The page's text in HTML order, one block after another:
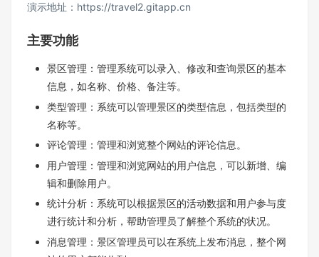
演示地址： https://travel2.gitapp.cn
主要功能
景区管理：管理系统可以录入、修改和查询景区的基本
信息，如名称、价格、备注等。
类型管理：系统可以管理景区的类型信息，包括类型的
名称等。
评论管理：管理和浏览整个网站的评论信息。
用户管理：管理和浏览网站的用户信息，可以新增、编
辑和删除用户。
统计分析：系统可以根据景区的活动数据和用户参与度
进行统计和分析，帮助管理员了解整个系统的状况。
消息管理：景区管理员可以在系统上发布消息，整个网